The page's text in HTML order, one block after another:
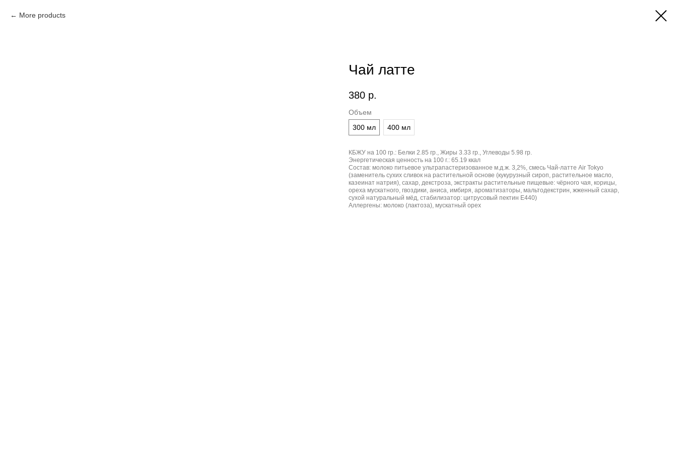
More products
Чай латте
380 р.
Объем
300 мл
400 мл
КБЖУ на 100 гр.: Белки 2.85 гр., Жиры 3.33 гр., Углеводы 5.98 гр.
Энергетическая ценность на 100 г.: 65.19 ккал
Состав: молоко питьевое ультрапастеризованное м.д.ж. 3,2%, смесь Чай-латте Air Tokyo
(заменитель сухих сливок на растительной основе (кукурузный сироп, растительное масло,
казеинат натрия), сахар, декстроза, экстракты растительные пищевые: чёрного чая, корицы,
ореха мускатного, гвоздики, аниса, имбиря, ароматизаторы, мальтодекстрин, жженный сахар,
сухой натуральный мёд, стабилизатор: цитрусовый пектин E440)
Аллергены: молоко (лактоза), мускатный орех